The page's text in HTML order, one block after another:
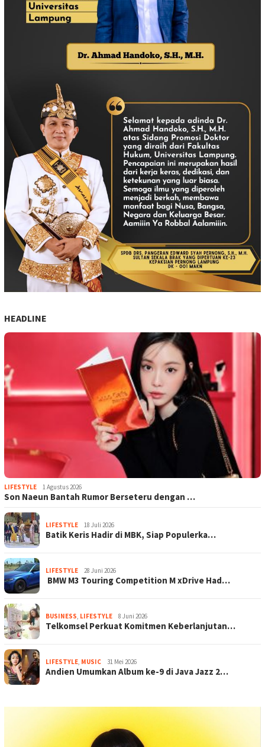
HEADLINE
LIFESTYLE 1 Agustus 2026
Son Naeun Bantah Rumor Berseteru dengan …
LIFESTYLE 18 Juli 2026
Batik Keris Hadir di MBK, Siap Populerka…
LIFESTYLE 28 Juni 2026
BMW M3 Touring Competition M xDrive Had…
BUSINESS, LIFESTYLE 8 Juni 2026
Telkomsel Perkuat Komitmen Keberlanjutan…
LIFESTYLE, MUSIC 31 Mei 2026
Andien Umumkan Album ke-9 di Java Jazz 2…